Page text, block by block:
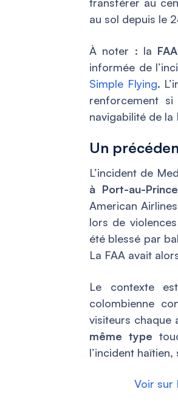
au sol depuis le
À noter : la FAA
informée de
Simple Flying.
renforcement
navigabilité de la
Un
L’incident de
à Port-au-Prince
American
lors de
été blessé par
La FAA avait
Le contexte
colombienne
visiteurs chaque
même type
l’incident
Voir sur